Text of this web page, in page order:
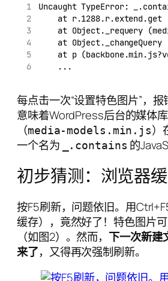
Uncaught TypeError:
at r.1288.r.extend.get
at Object._requery
at Object._changeQuery
at p
    ...
每点击一次“设置特色图片”，
意味着WordPress后台的媒体
（media-models.min.js）
一个名为
_.contains 的
初步猜测：浏览器缓
按F5刷新，问题依旧。用
缓存），竟然好了！特色图片
（如图2）。然而， 下一次新建
来了，又得再次强制刷新。